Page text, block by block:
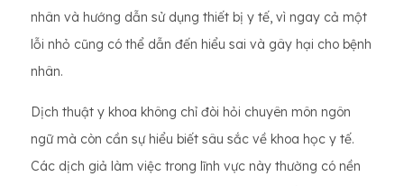
nhân và hướng dẫn sử dụng thiết bị y tế, vì ngay cả một
lỗi nhỏ cũng có thể dẫn đến hiểu sai và gây hại cho bệnh
nhân.
Dịch thuật y khoa không chỉ đòi hỏi chuyên môn ngôn
ngữ mà còn cần sự hiểu biết sâu sắc về khoa học y tế.
Các dịch giả làm việc trong lĩnh vực này thường có nền